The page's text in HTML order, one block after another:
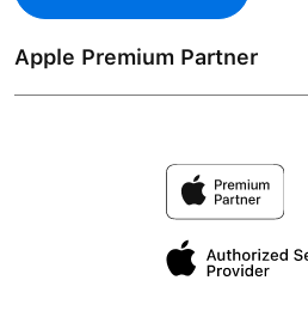
Apple Premium Partner